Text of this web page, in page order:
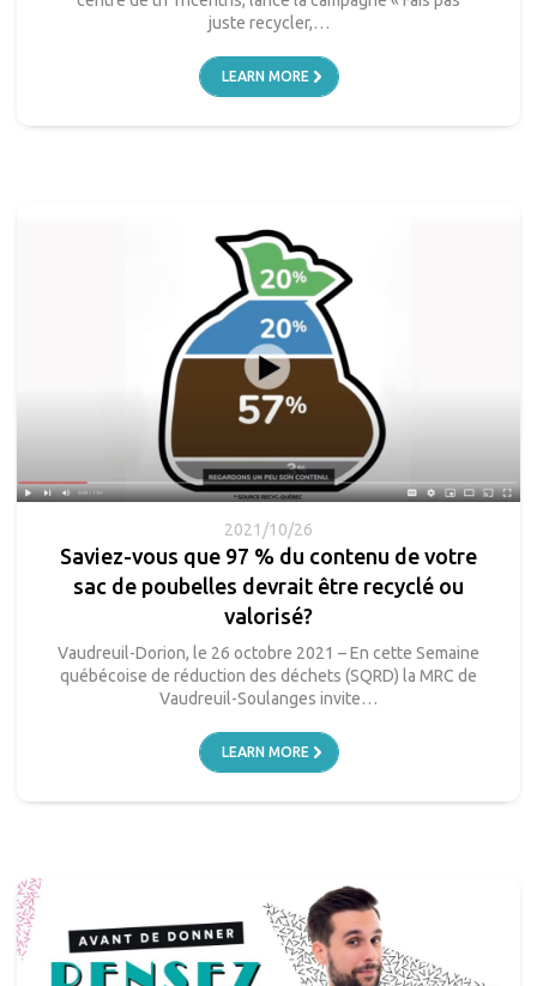
juste recycler,…
LEARN MORE
2021/10/26
Saviez-vous que 97 % du contenu de votre
sac de poubelles devrait être recyclé ou
valorisé?
Vaudreuil-Dorion, le 26 octobre 2021 – En cette Semaine
québécoise de réduction des déchets (SQRD) la MRC de
Vaudreuil-Soulanges invite…
LEARN MORE